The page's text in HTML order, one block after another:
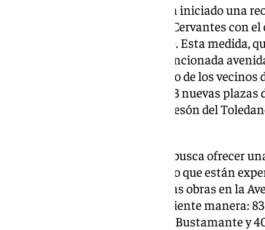
El Ayuntamiento de Granada ha iniciado una
calles aledañas a la Avenida de Cervantes con
nuevas plazas de aparcamiento. Esta medida,
obras de remodelación de la mencionada
necesidades de estacionamiento de los
trabajos. En total, se crearán 193 nuevas
Pianista Pepita Bustamante, Mesón del
Con esta acción, el Consistorio busca ofrecer
las dificultades de aparcamiento que están
este barrio, como resultado de las obras en la
plazas se distribuirán de la siguiente manera:
del Rocío, 70 en Pianista Pepita Bustamante y